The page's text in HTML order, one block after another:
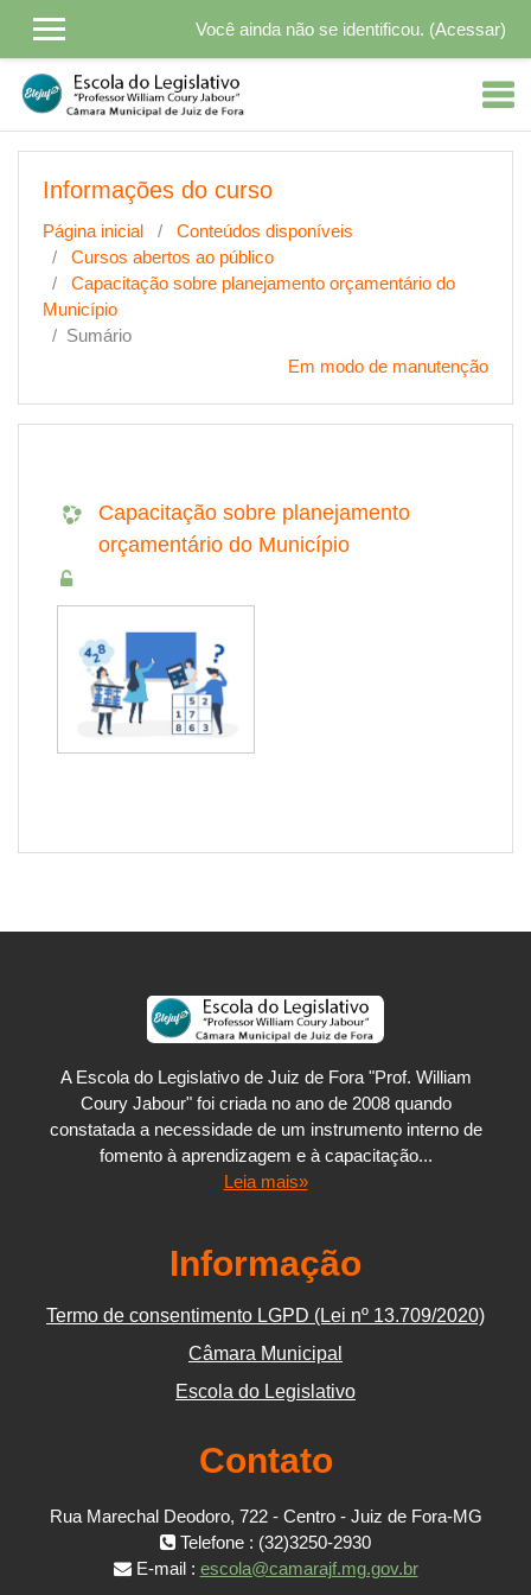
Você ainda não se identificou. (Acessar)
Informações do curso
Página inicial
Conteúdos disponíveis
Cursos abertos ao público
Capacitação sobre planejamento orçamentário do
Município
Sumário
Em modo de manutenção
Capacitação sobre planejamento
orçamentário do Município
A Escola do Legislativo de Juiz de Fora "Prof. William
Coury Jabour" foi criada no ano de 2008 quando
constatada a necessidade de um instrumento interno de
fomento à aprendizagem e à capacitação...
Leia mais»
Informação
Termo de consentimento LGPD (Lei nº 13.709/2020)
Câmara Municipal
Escola do Legislativo
Contato
Rua Marechal Deodoro, 722 - Centro - Juiz de Fora-MG
Telefone : (32)3250-2930
E-mail : escola@camarajf.mg.gov.br